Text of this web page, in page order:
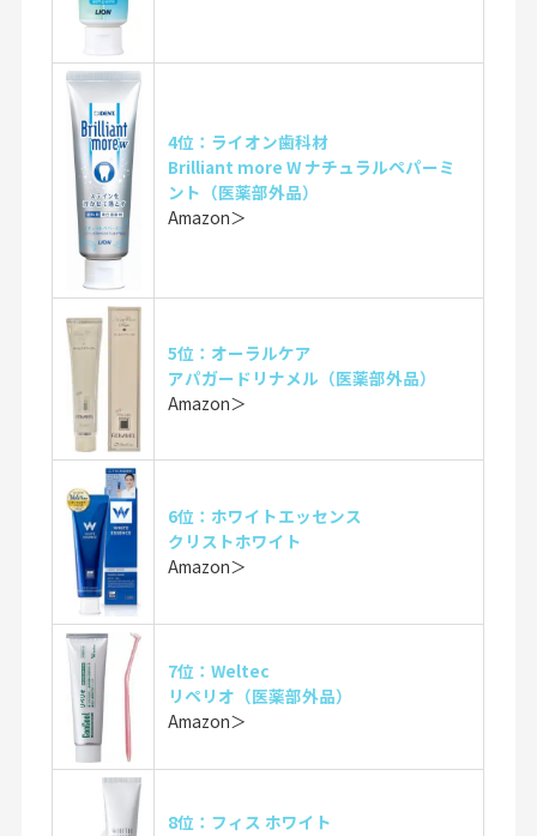
4位：ライオン歯科材
Brilliant more W ナチュラルペパーミ
ント（医薬部外品）
Amazon＞
5位：オーラルケア
アパガードリナメル（医薬部外品）
Amazon＞
6位：ホワイトエッセンス
クリストホワイト
Amazon＞
7位：Weltec
リペリオ（医薬部外品）
Amazon＞
8位：フィス ホワイト